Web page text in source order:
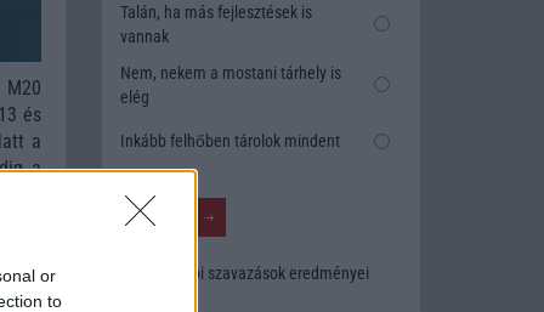
or
to
és
a
a
Talán, ha más fejlesztések is
vannak
Nem, nekem a mostani tárhely is
elég
Inkább felhőben tárolok mindent
Korábbi szavazások eredményei